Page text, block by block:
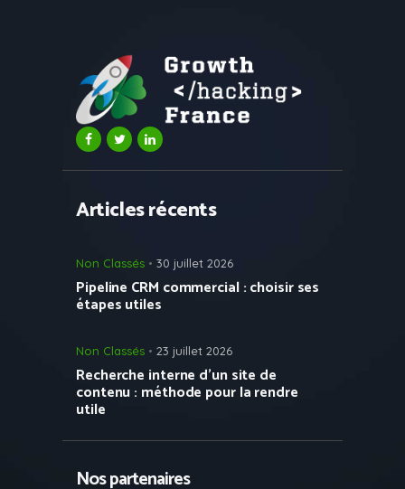
Articles récents
Non Classés 30 juillet 2026
Pipeline CRM commercial : choisir ses
étapes utiles
Non Classés 23 juillet 2026
Recherche interne d’un site de
contenu : méthode pour la rendre
utile
Nos partenaires